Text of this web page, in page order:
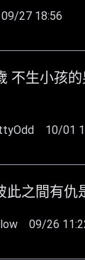
09/27 18:56
不生小孩
10/01
此之間有仇
09/26